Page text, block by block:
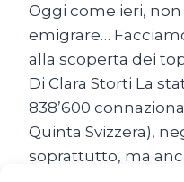
Oggi come ieri,
emigrare…
alla scoperta dei
Di Clara Storti La
838’600
Quinta Svizzera),
soprattutto, ma